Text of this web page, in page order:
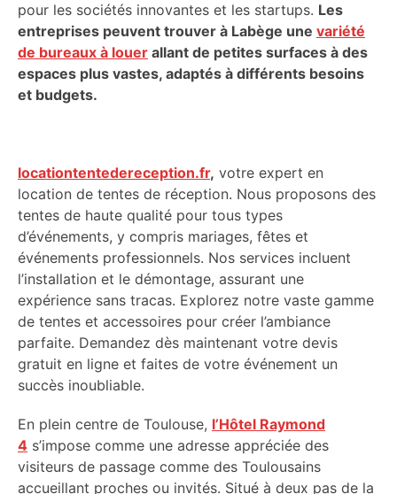
pour les sociétés innovantes et les startups. Les
entreprises peuvent trouver à Labège une variété
de bureaux à louer allant de petites surfaces à des
espaces plus vastes, adaptés à différents besoins
et budgets.
locationtentedereception.fr, votre expert en
location de tentes de réception. Nous proposons des
tentes de haute qualité pour tous types
d’événements, y compris mariages, fêtes et
événements professionnels. Nos services incluent
l’installation et le démontage, assurant une
expérience sans tracas. Explorez notre vaste gamme
de tentes et accessoires pour créer l’ambiance
parfaite. Demandez dès maintenant votre devis
gratuit en ligne et faites de votre événement un
succès inoubliable.
En plein centre de Toulouse, l’Hôtel Raymond
4 s’impose comme une adresse appréciée des
visiteurs de passage comme des Toulousains
accueillant proches ou invités. Situé à deux pas de la